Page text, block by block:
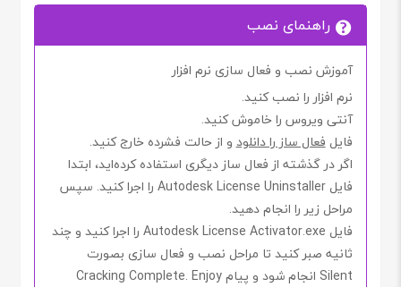
راهنمای نصب
آموزش نصب و فعال سازی نرم افزار
نرم افزار را نصب کنید.
آنتی ویروس را خاموشکنید.
فایلفعال ساز را دانلودو از حالت فشرده خارج کنید.
اگر در گذشته از فعال ساز دیگری استفاده کرده‌اید، ابتدا
فایلAutodesk License Uninstaller را اجرا کنید. سپس
مراحل زیر را انجام دهید.
فایل Autodesk License Activator.exe را اجرا کنید و چند
ثانیه صبر کنید تا مراحل نصب و فعال سازی بصورت
Silent انجام شود و پیامCracking Complete. Enjoy